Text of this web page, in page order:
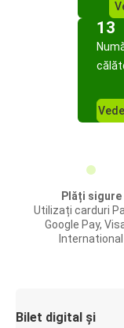
13
Plăți sigure
Utilizați carduri
Google Pay,
International
Bilet digital și